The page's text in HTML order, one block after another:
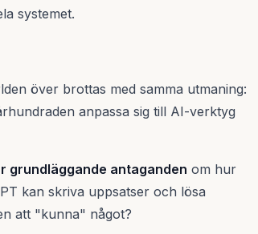
systemet.
över brottas med samma utmaning:
anpassa sig till AI-verktyg
grundläggande antaganden om hur
kan skriva uppsatser och lösa
att "kunna" något?